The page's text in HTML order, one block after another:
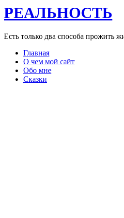
РЕАЛЬНОСТЬ
Есть только два способа прожить
Главная
О чем мой сайт
Обо мне
Сказки